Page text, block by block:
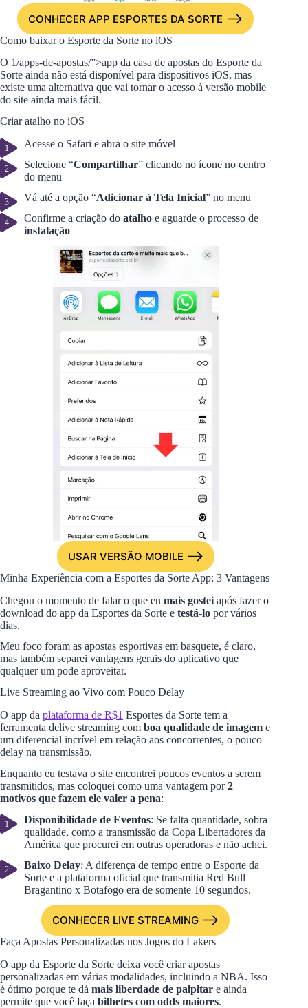
CONHECER APP ESPORTES DA SORTE
Como baixar o Esporte da Sorte no iOS
O 1/apps-de-apostas/”>app da casa de apostas do Esporte da
Sorte ainda não está disponível para dispositivos iOS, mas
existe uma alternativa que vai tornar o acesso à versão mobile
do site ainda mais fácil.
Criar atalho no iOS
Acesse o Safari e abra o site móvel
Selecione “Compartilhar” clicando no ícone no centro
do menu
Vá até a opção “Adicionar à Tela Inicial” no menu
Confirme a criação do atalho e aguarde o processo de
instalação
USAR VERSÃO MOBILE
Minha Experiência com a Esportes da Sorte App: 3 Vantagens
Chegou o momento de falar o que eu mais gostei após fazer o
download do app da Esportes da Sorte e testá-lo por vários
dias.
Meu foco foram as apostas esportivas em basquete, é claro,
mas também separei vantagens gerais do aplicativo que
qualquer um pode aproveitar.
Live Streaming ao Vivo com Pouco Delay
O app da plataforma de R$1 Esportes da Sorte tem a
ferramenta delive streaming com boa qualidade de imagem e
um diferencial incrível em relação aos concorrentes, o pouco
delay na transmissão.
Enquanto eu testava o site encontrei poucos eventos a serem
transmitidos, mas coloquei como uma vantagem por2
motivos que fazem ele valer a pena:
Disponibilidade de Eventos: Se falta quantidade, sobra
qualidade, como a transmissão da Copa Libertadores da
América que procurei em outras operadoras e não achei.
Baixo Delay: A diferença de tempo entre o Esporte da
Sorte e a plataforma oficial que transmitia Red Bull
Bragantino x Botafogo era de somente 10 segundos.
CONHECER LIVE STREAMING
Faça Apostas Personalizadas nos Jogos do Lakers
O app da Esporte da Sorte deixa você criar apostas
personalizadas em várias modalidades, incluindo a NBA. Isso
é ótimo porque te dá mais liberdade de palpitar e ainda
permite que você faça bilhetes com odds maiores.